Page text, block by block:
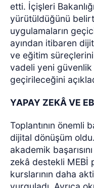
etti. İçişleri
yürütüldüğünü
uygulamaların
ayından itibaren
ve eğitim
vadeli yeni güvenlik
geçirileceğini
YAPAY ZEKÂ VE
Toplantının önemli
dijital dönüşüm
akademik
zekâ destekli MEBİ
kurslarının daha